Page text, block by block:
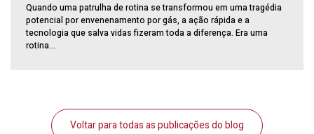
Quando uma patrulha de rotina se transformou em uma tragédia
potencial por envenenamento por gás, a ação rápida e a
tecnologia que salva vidas fizeram toda a diferença. Era uma
rotina...
Voltar para todas as publicações do blog